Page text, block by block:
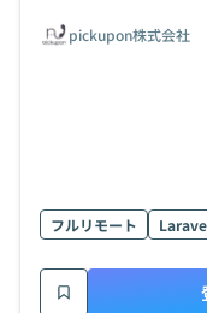
pickupon株式会社
フルリモート